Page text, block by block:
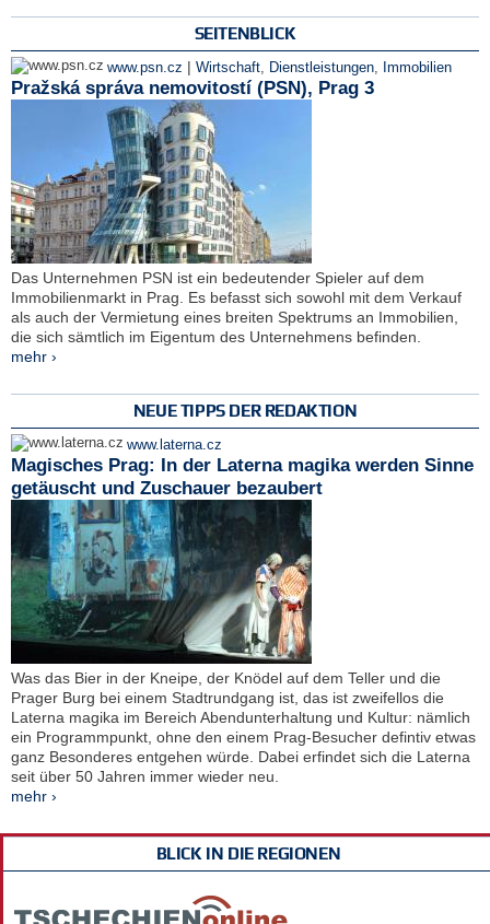
SEITENBLICK
www.psn.cz | Wirtschaft, Dienstleistungen, Immobilien
Pražská správa nemovitostí (PSN), Prag 3
Das Unternehmen PSN ist ein bedeutender Spieler auf dem
Immobilienmarkt in Prag. Es befasst sich sowohl mit dem Verkauf
als auch der Vermietung eines breiten Spektrums an Immobilien,
die sich sämtlich im Eigentum des Unternehmens befinden.
mehr ›
NEUE TIPPS DER REDAKTION
www.laterna.cz
Magisches Prag: In der Laterna magika werden Sinne
getäuscht und Zuschauer bezaubert
Was das Bier in der Kneipe, der Knödel auf dem Teller und die
Prager Burg bei einem Stadtrundgang ist, das ist zweifellos die
Laterna magika im Bereich Abendunterhaltung und Kultur: nämlich
ein Programmpunkt, ohne den einem Prag-Besucher defintiv etwas
ganz Besonderes entgehen würde. Dabei erfindet sich die Laterna
seit über 50 Jahren immer wieder neu.
mehr ›
BLICK IN DIE REGIONEN